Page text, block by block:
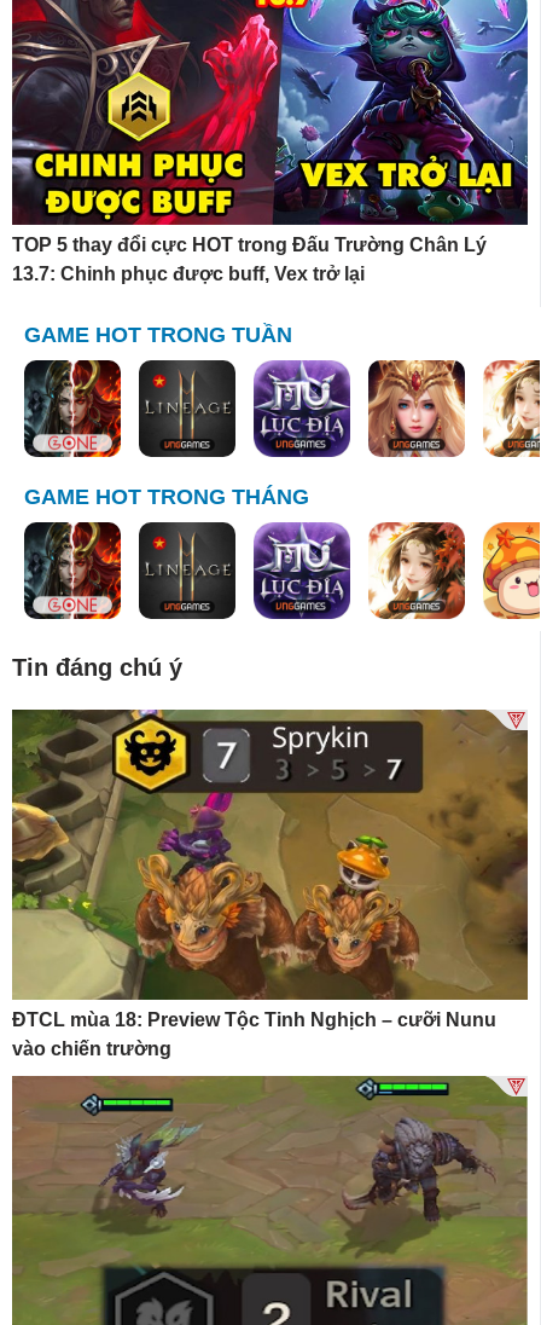
TOP 5 thay đổi cực HOT trong Đấu Trường Chân Lý
13.7: Chinh phục được buff, Vex trở lại
GAME HOT TRONG TUẦN
GAME HOT TRONG THÁNG
Tin đáng chú ý
ĐTCL mùa 18: Preview Tộc Tinh Nghịch – cưỡi Nunu
vào chiến trường